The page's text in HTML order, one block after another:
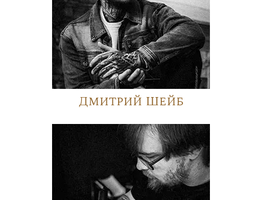
Дмитрий Шейб